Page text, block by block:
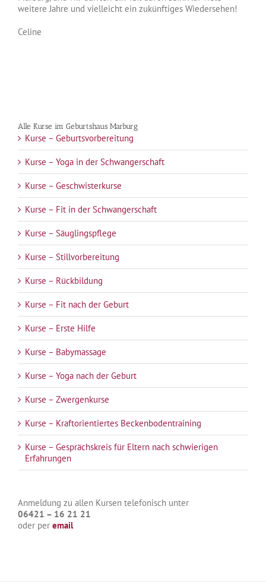
weitere Jahre und vielleicht ein zukünftiges Wiedersehen!
Celine
Alle Kurse im Geburtshaus Marburg
Kurse – Geburtsvorbereitung
Kurse – Yoga in der Schwangerschaft
Kurse – Geschwisterkurse
Kurse – Fit in der Schwangerschaft
Kurse – Säuglingspflege
Kurse – Stillvorbereitung
Kurse – Rückbildung
Kurse – Fit nach der Geburt
Kurse – Erste Hilfe
Kurse – Babymassage
Kurse – Yoga nach der Geburt
Kurse – Zwergenkurse
Kurse – Kraftorientiertes Beckenbodentraining
Kurse – Gesprächskreis für Eltern nach schwierigen
Erfahrungen
Anmeldung zu allen Kursen telefonisch unter
06421 – 16 21 21
oder per email